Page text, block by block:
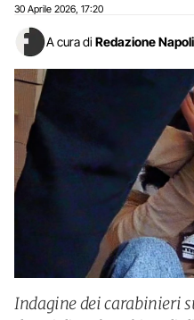
30 Aprile 2026 17:20
A cura di Redazione Napoli
Indagine dei carabinieri